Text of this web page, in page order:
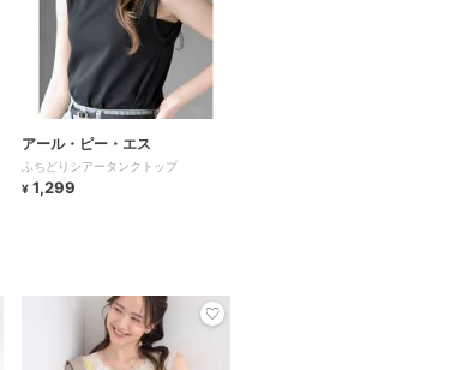
アール・ピー・エス
ふちどりシアータンクトップ
¥ 1,299